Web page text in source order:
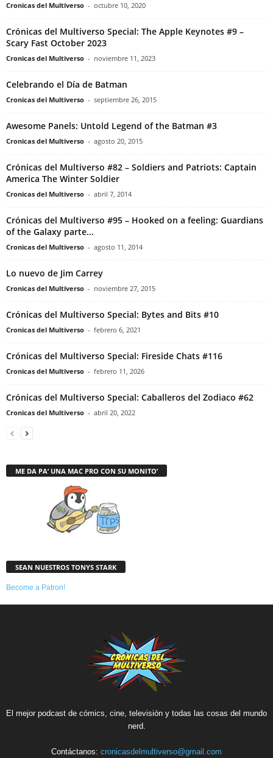
Cronicas del Multiverso - octubre 10, 2020
Crónicas del Multiverso Special: The Apple Keynotes #9 –
Scary Fast October 2023
Cronicas del Multiverso - noviembre 11, 2023
Celebrando el Día de Batman
Cronicas del Multiverso - septiembre 26, 2015
Awesome Panels: Untold Legend of the Batman #3
Cronicas del Multiverso - agosto 20, 2015
Crónicas del Multiverso #82 – Soldiers and Patriots: Captain
America The Winter Soldier
Cronicas del Multiverso - abril 7, 2014
Crónicas del Multiverso #95 – Hooked on a feeling: Guardians
of the Galaxy parte...
Cronicas del Multiverso - agosto 11, 2014
Lo nuevo de Jim Carrey
Cronicas del Multiverso - noviembre 27, 2015
Crónicas del Multiverso Special: Bytes and Bits #10
Cronicas del Multiverso - febrero 6, 2021
Crónicas del Multiverso Special: Fireside Chats #116
Cronicas del Multiverso - febrero 11, 2026
Crónicas del Multiverso Special: Caballeros del Zodiaco #62
Cronicas del Multiverso - abril 20, 2022
ME DA PA’ UNA MAC PRO CON SU MONITO’
SEAN NUESTROS TONYS STARK
Become a Patron!
El mejor podcast de cómics, cine, televisión y todas las cosas del mundo
nerd.
Contáctanos: cronicasdelmultiverso@gmail.com